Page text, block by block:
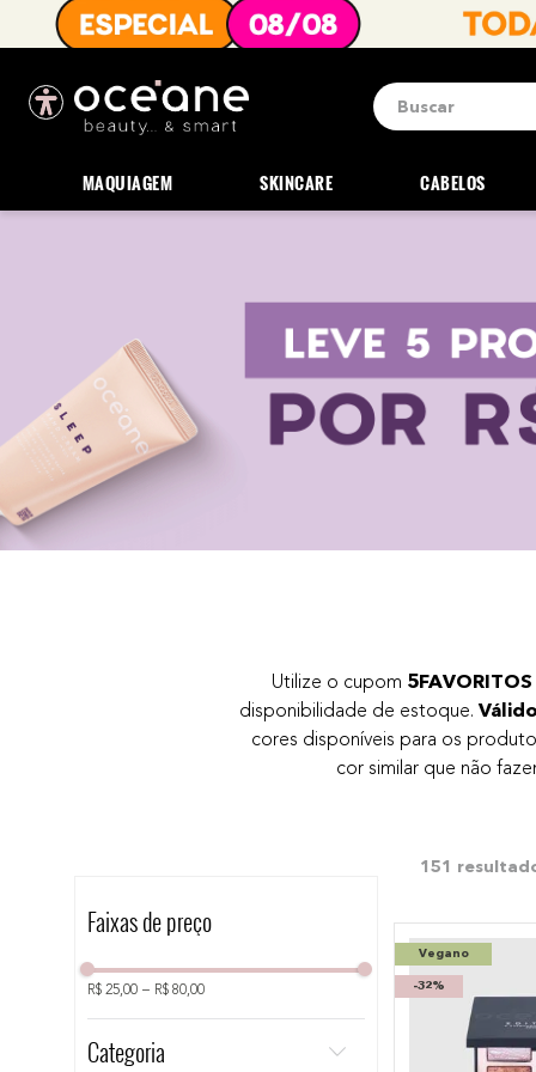
Buscar
MAQUIAGEM SKINCARE CABELOS
Utilize o cupom 5FAVORITOS
disponibilidade de estoque.
cores disponíveis para os
cor similar que não
Categoria
Faixas de preço
R$ 25,00 – R$ 80,00
151
Vegano
-32%
Termos mais
º
contorno
7º
necessaire
º